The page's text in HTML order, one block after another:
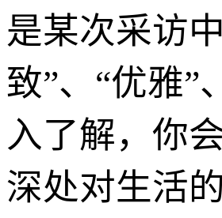
是某次采访
致”、“优雅”
入了解，你
深处对生活